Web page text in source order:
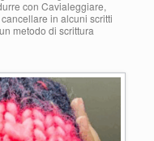
con Cavialeggiare,
in alcuni scritti
metodo di scrittura